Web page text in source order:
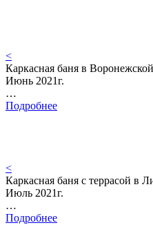
<
Каркасная баня в
Июнь 2021г.
…
Подробнее
<
Каркасная баня с террасой в
Июль 2021г.
…
Подробнее